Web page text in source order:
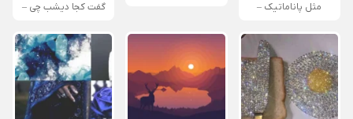
مثل پاناماتیک –
گفت کجا دیشب چی –